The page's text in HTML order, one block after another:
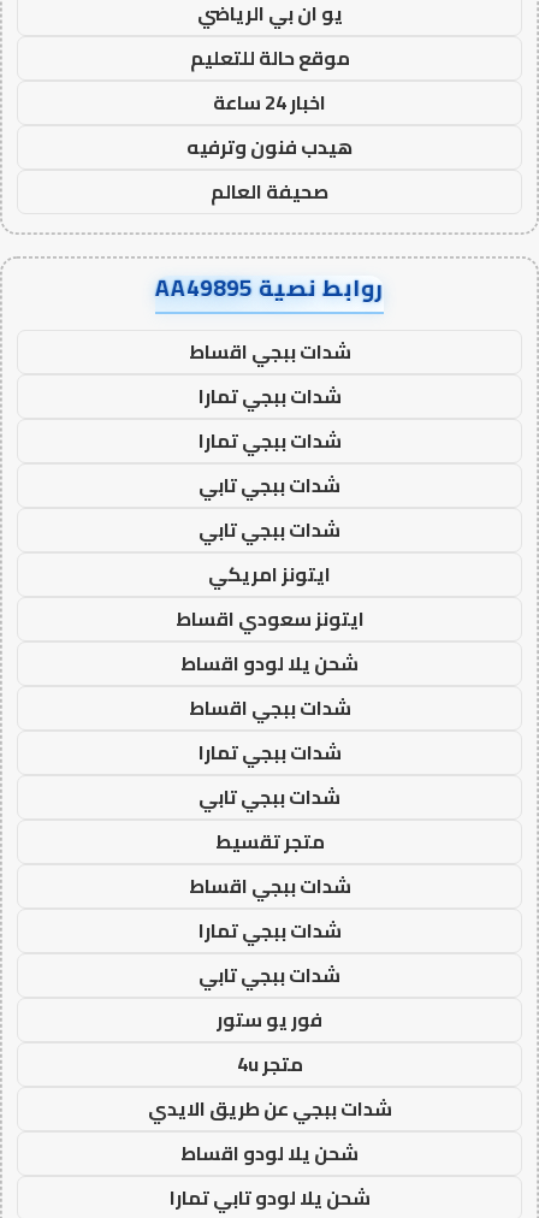
يو ان بي الرياضي
موقع حالة للتعليم
اخبار 24 ساعة
هيدب فنون وترفيه
صحيفة العالم
روابط نصية AA49895
شدات ببجي اقساط
شدات ببجي تمارا
شدات ببجي تمارا
شدات ببجي تابي
شدات ببجي تابي
ايتونز امريكي
ايتونز سعودي اقساط
شحن يلا لودو اقساط
شدات ببجي اقساط
شدات ببجي تمارا
شدات ببجي تابي
متجر تقسيط
شدات ببجي اقساط
شدات ببجي تمارا
شدات ببجي تابي
فور يو ستور
متجر 4u
شدات ببجي عن طريق الايدي
شحن يلا لودو اقساط
شحن يلا لودو تابي تمارا